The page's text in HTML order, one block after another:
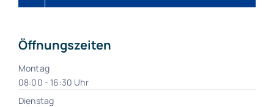
Öffnungszeiten
Montag
08:00 - 16:30 Uhr
Dienstag